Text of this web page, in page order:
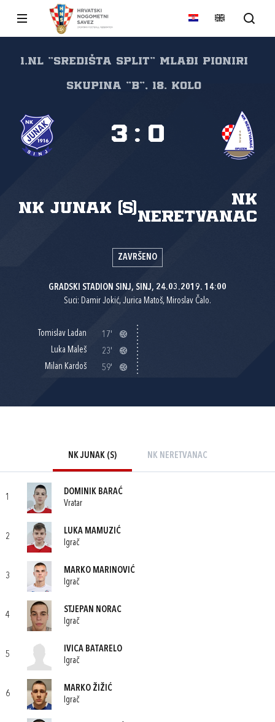
1.NL "SREDIŠTA SPLIT" Mlađi pioniri
Skupina "B", 18. kolo
NK Junak (S)
NK
Neretvanac
3 : 0
ZAVRŠENO
GRADSKI STADION SINJ, SINJ, 24.03.2019. 14:00
Suci: Damir Jokić, Jurica Matoš, Miroslav Čalo.
Tomislav Ladan
17'
Luka Maleš
23'
Milan Kardoš
59'
NK JUNAK (S) NK NERETVANAC
1
DOMINIK BARAĆ
Vratar
2
LUKA MAMUZIĆ
Igrač
3
MARKO MARINOVIĆ
Igrač
4
STJEPAN NORAC
Igrač
5
IVICA BATARELO
Igrač
6
MARKO ŽIŽIĆ
Igrač